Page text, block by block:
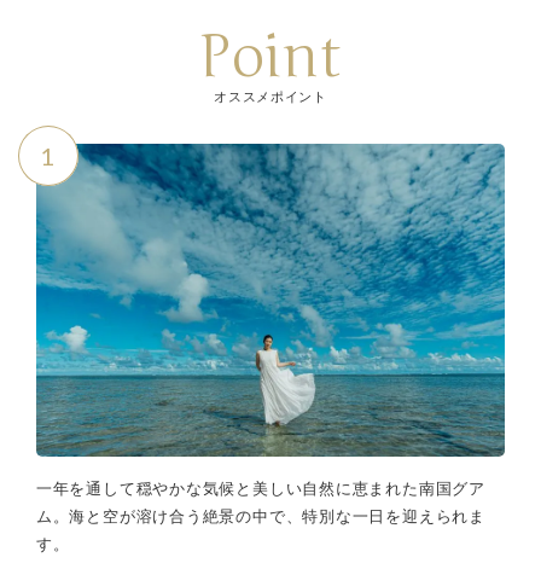
Point
オススメポイント
1
一年を通して穏やかな気候と美しい自然に恵まれた南国グア
ム。海と空が溶け合う絶景の中で、特別な一日を迎えられま
す。